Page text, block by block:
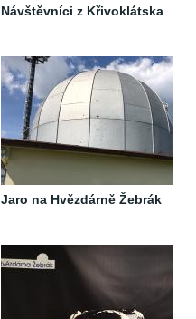
Návštěvníci z Křivoklátska
Jaro na Hvězdárně Žebrák